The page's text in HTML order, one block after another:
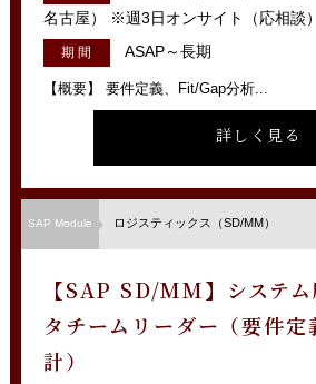
名古屋） ※週3日オンサイト（応相談）
期 間 ASAP～長期
【概要】 要件定義、Fit/Gap分析...
詳しく見る
SAP Module ロジスティックス（SD/MM）
【SAP SD/MM】システ
タチームリーダー（要件定
計）